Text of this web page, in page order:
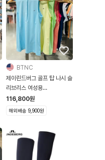
BTNC
제이린드버그 골프 탑 나시 슬
리브리스 여성용
GWJT09009
116,800원
해외배송 9,900원